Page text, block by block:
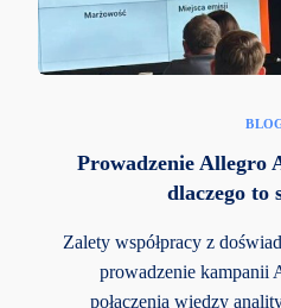
Prowadzenie Allegro
dlaczego to
Zalety współpracy z
prowadzenie kampanii
połączenia wiedzy